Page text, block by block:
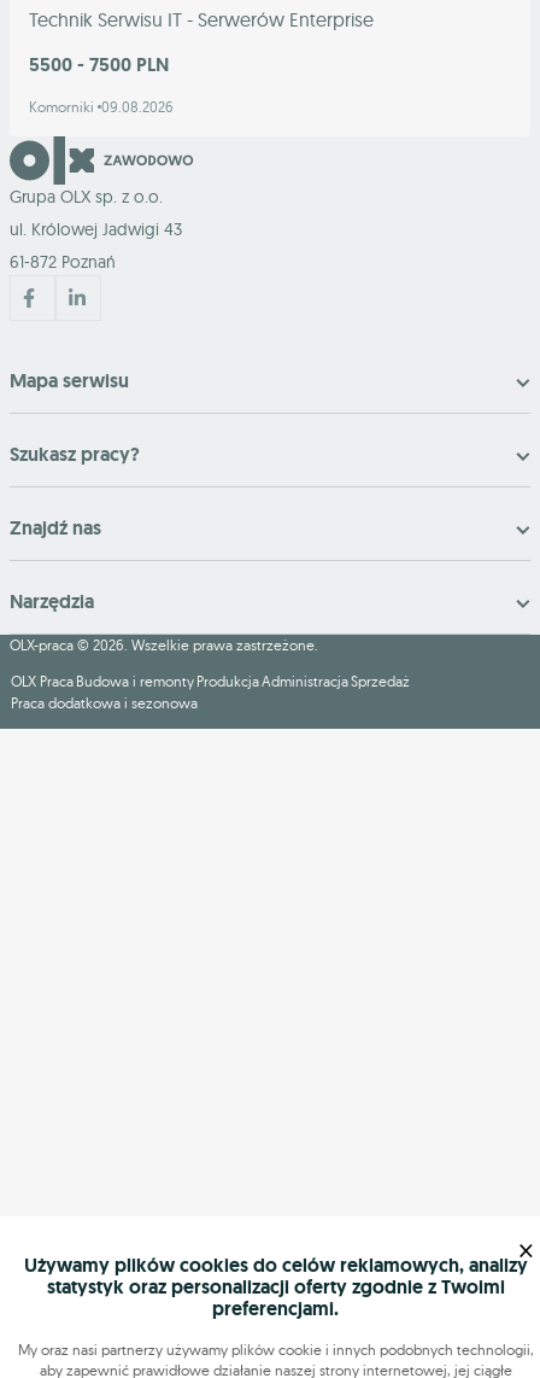
Technik Serwisu IT - Serwerów Enterprise
5500 - 7500 PLN
Komorniki 09.08.2026
Grupa OLX sp. z o.o.
ul. Królowej Jadwigi 43
61-872 Poznań
Mapa serwisu
Szukasz pracy?
Znajdź nas
Narzędzia
OLX-praca © 2026. Wszelkie prawa zastrzeżone.
OLX Praca Budowa i remonty ProdukcjaAdministracjaSprzedaż
Praca dodatkowa i sezonowa
Używamy plików cookies do celów reklamowych, analizy
statystyk oraz personalizacji oferty zgodnie z Twoimi
preferencjami.
My oraz nasi partnerzy używamy plików cookie i innych podobnych technologii,
aby zapewnić prawidłowe działanie naszej strony internetowej, jej ciągłe
×